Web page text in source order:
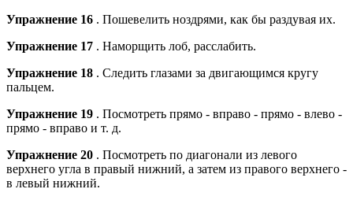
Упражнение 16 . Пошевелить ноздрями, как бы раздувая их.
Упражнение 17 . Наморщить лоб, расслабить.
Упражнение 18 . Следить глазами за двигающимся кругу
пальцем.
Упражнение 19 . Посмотреть прямо - вправо - прямо - влево -
прямо - вправо и т. д.
Упражнение 20 . Посмотреть по диагонали из левого
верхнего угла в правый нижний, а затем из правого верхнего -
в левый нижний.